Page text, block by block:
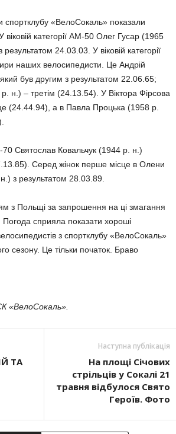
спортклубу «ВелоСокаль» показали
віковій категорії АМ-50 Олег Гусар (1965
24.03.03. У віковій категорії
наших велосипедисти. Це Андрій
був другим з результатом 22.06.65;
н.) – третім (24.13.54). У Віктора Фірсова
(24.44.94), а в Павла Процька (1958 р.
70 Святослав Ковальчук (1944 р. н.)
Серед жінок перше місце в Олени
з результатом 28.03.89.
з Польщі за запрошення на ці змагання
Погода сприяла показати хороші
з спортклубу «ВелоСокаль»
сезону. Це тільки початок. Браво
«ВелоСокаль».
ТА
Наступна публікація
На площі Січових
стрільців у Со­калі 21
травня відбулося Свято
Ге­роїв. Фото